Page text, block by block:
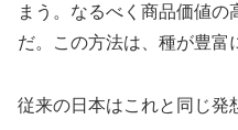
まう。なるべく商品価値
だ。この方法は、種が豊富
従来の日本はこれと同じ発